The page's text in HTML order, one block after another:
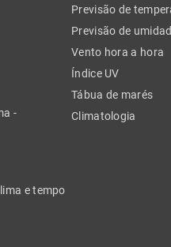
-
e tempo
Previsão de
Previsão de
Vento hora a hora
Índice UV
Tábua de marés
Climatologia